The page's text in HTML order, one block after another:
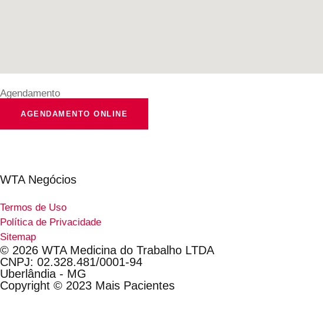
Agendamento
AGENDAMENTO ONLINE
WTA Negócios
Termos de Uso
Política de Privacidade
Sitemap
© 2026 WTA Medicina do Trabalho LTDA
CNPJ: 02.328.481/0001-94
Uberlândia - MG
Copyright © 2023 Mais Pacientes